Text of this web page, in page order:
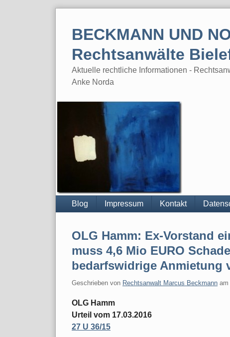
BECKMANN UND
Rechtsanwälte
Aktuelle rechtliche Informationen -
Anke Norda
Blog Impressum Kontakt
OLG Hamm: Ex-Vorstand
muss 4,6 Mio EURO
bedarfswidrige Anmietung
Geschrieben von Rechtsanwalt Marcus Beckmann am
OLG Hamm
Urteil vom 17.03.2016
27 U 36/15